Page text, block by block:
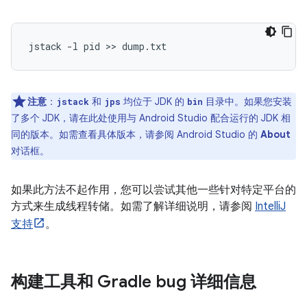
注意 ： jstack 和 jps 均位于 JDK 的 bin 目录中。如果您安装
了多个 JDK，请在此处使用与 Android Studio 配合运行的 JDK 相
同的版本。如需查看具体版本，请参阅 Android Studio 的 About
对话框。
如果此方法不起作用，您可以尝试其他一些针对特定平台的
方式来生成线程转储。如需了解详细说明，请参阅 IntelliJ
支持
。
构建工具和 Gradle bug 详细信息